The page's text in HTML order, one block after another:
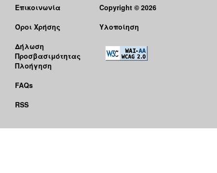
Επικοινωνία
Όροι Χρήσης
Δήλωση
Προσβασιμότητας
Πλοήγηση
FAQs
RSS
Copyright © 2026
Υλοποίηση